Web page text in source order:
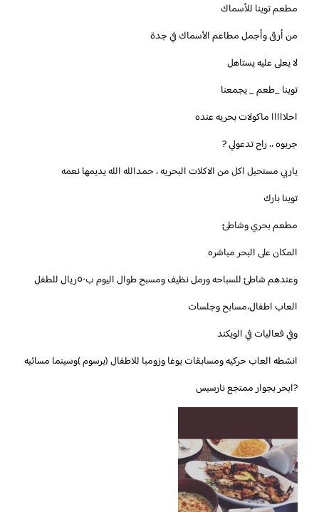
مطعم توينا للأسماك
من أرقى وأجمل مطاعم الأسماك في جدة
لا يعلى عليه يستاهل
توينا _طعم _ يجمعنا
احلااااا ماكولات بحريه عنده
جربوه ،، راح تدعولي ?
ياربي مستحيل اكل من الاكلات البحريه ، حمدالله الله يديمها نعمه
‏توينا بارك
مطعم بحري وشاطئ
المكان على البحر مباشره
وعندهم شاطئ للسباحه ورمل نظيف ومسبح طوال اليوم ب٥٠ريال للطفل
العاب اطفال،مسابح وجلسات
وفي فعاليات في الويكند
انشطه العاب حركيه ومسابقات يوغا وزومبا للاطفال (برسوم )وسينما مسائيه
?ابحر بجوار ممتجع نارسيس